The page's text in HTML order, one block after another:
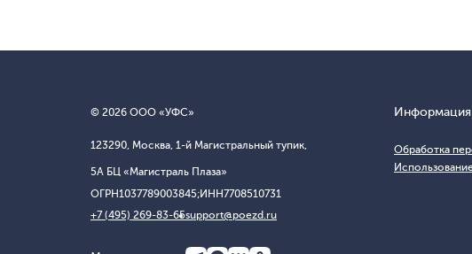
© 2026 ООО «УФС»
123290, Москва, 1-й Магистральный тупик,
5А БЦ «Магистраль Плаза»
ОГРН1037789003845;ИНН7708510731
+7 (495) 269-83-65support@poezd.ru
Информация
Обработка